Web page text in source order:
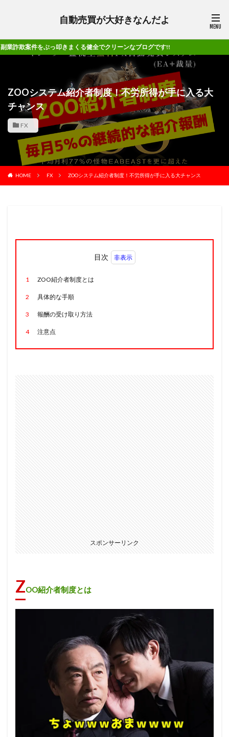
自動売買が大好きなんだよ
くる健全でクリーンなブログです!!
ZOOシステム紹介者制度！不労所得が手に入る大
チャンス
FX
HOME FX ZOOシステム紹介者制度！不労所得が手に入る大チャンス
目次
1 ZOO紹介者制度とは
2 具体的な手順
3 報酬の受け取り方法
4 注意点
スポンサーリンク
ZOO紹介者制度とは